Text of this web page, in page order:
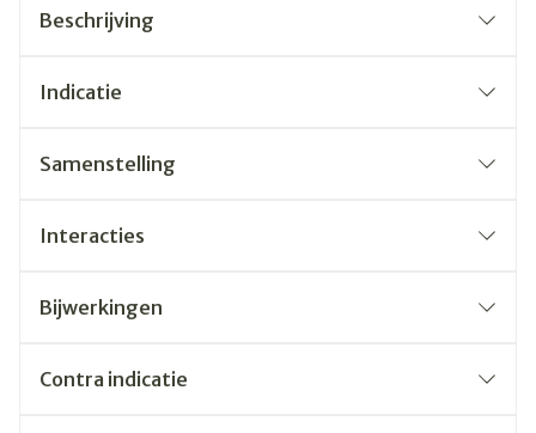
Beschrijving
Indicatie
Samenstelling
Interacties
Bijwerkingen
Contra indicatie